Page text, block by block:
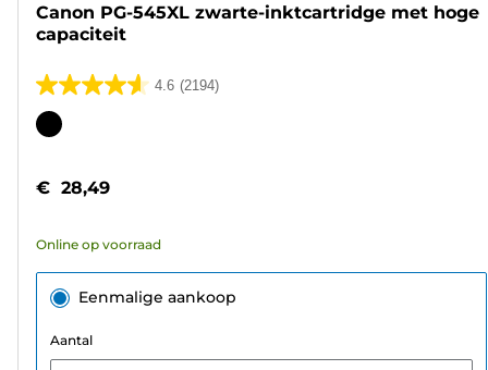
Canon PG-545XL zwarte-inktcartridge met hoge
capaciteit
4.6 (2194)
4.6
van
sterren.
beoordelingen
Kleurencartridge
€ 28,49
Online op voorraad
Eenmalige aankoop
Aantal